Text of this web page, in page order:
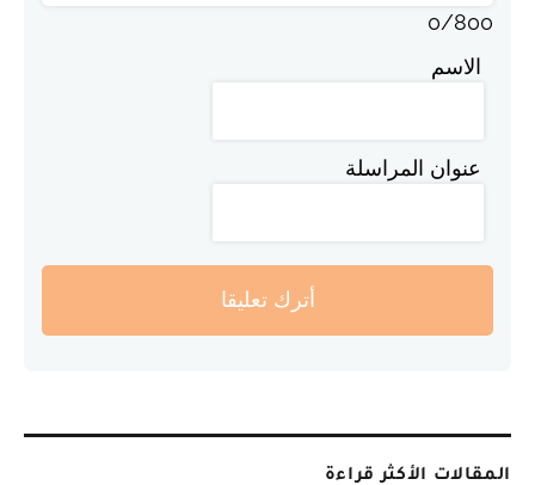
0/800
الاسم
عنوان المراسلة
أترك تعليقا
المقالات الأكثر قراءة